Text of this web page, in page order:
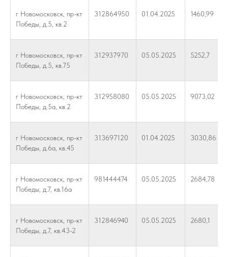
г Новомосковск, пр-кт
Победы, д.5, кв.2
312864950 01.04.2025 1460,99
г Новомосковск, пр-кт
Победы, д.5, кв.75
312937970 05.05.2025 5252,7
г Новомосковск, пр-кт
Победы, д.5а, кв.2
312958080 05.05.2025 9073,02
г Новомосковск, пр-кт
Победы, д.6а, кв.45
313697120 01.04.2025 3030,86
г Новомосковск, пр-кт
Победы, д.7, кв.16а
981444474 05.05.2025 2684,78
г Новомосковск, пр-кт
Победы, д.7, кв.43-2
312846940 05.05.2025 2680,1